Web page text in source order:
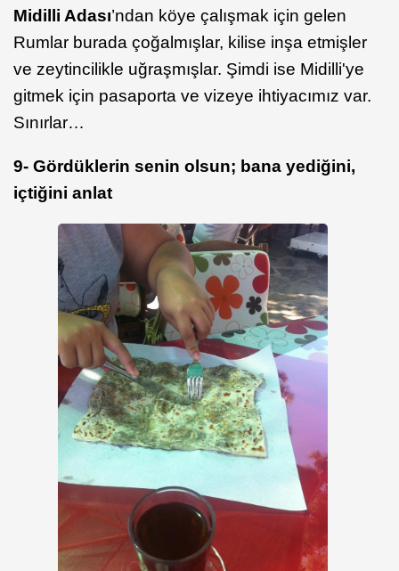
Midilli Adası’ndan köye çalışmak için gelen
Rumlar burada çoğalmışlar, kilise inşa etmişler
ve zeytincilikle uğraşmışlar. Şimdi ise Midilli'ye
gitmek için pasaporta ve vizeye ihtiyacımız var.
Sınırlar…
9- Gördüklerin senin olsun; bana yediğini,
içtiğini anlat